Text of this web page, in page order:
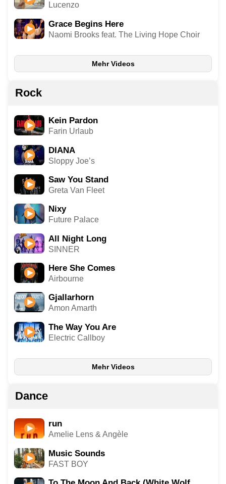
Lucenzo
Grace Begins Here
Naomi Brooks feat. The Living Hope Choir
Mehr Videos
Rock
Kein Pardon
Farin Urlaub
DIANA
Sloppy Joe’s
Saw You Stand
Greta Van Fleet
Nixy
Future Palace
All Night Long
SINNER
Here She Comes
Airbourne
Gjallarhorn
Amon Amarth
The Way You Are
Electric Callboy
Mehr Videos
Dance
run
Amelie Lens & Angèle
Music Sounds
FAST BOY